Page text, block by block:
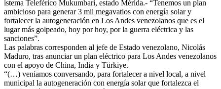
istema Teleférico Mukumbari, estado Mérida.- “Tenemos un plan
ambicioso para generar 3 mil megavatios con energía solar y
fortalecer la autogeneración en Los Andes venezolanos que es el
lugar más golpeado, hoy por hoy, por la guerra eléctrica y las
sanciones”.
Las palabras corresponden al jefe de Estado venezolano, Nicolás
Maduro, tras anunciar un plan eléctrico para Los Andes venezolanos
con el apoyo de China, India y Türkiye.
“(…) veníamos conversando, para fortalecer a nivel local, a nivel
municipal la autogeneración con energía solar que fortalezca el